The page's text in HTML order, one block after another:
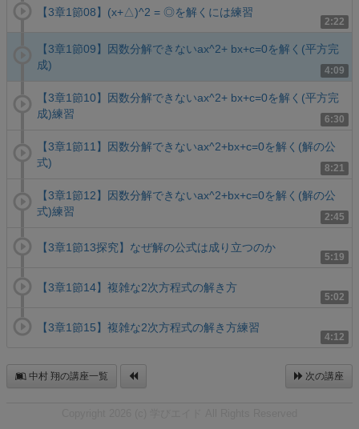
2:22
【3章1節08】(x+△)^2 = ◎を解くには練習
4:09
【3章1節09】因数分解できないax^2+ bx+c=0を解く(平方完
成)
6:30
【3章1節10】因数分解できないax^2+ bx+c=0を解く(平方完
成)練習
8:21
【3章1節11】因数分解できないax^2+bx+c=0を解く(解の公
式)
2:45
【3章1節12】因数分解できないax^2+bx+c=0を解く(解の公
式)練習
5:19
【3章1節13探究】なぜ解の公式は成り立つのか
5:02
【3章1節14】複雑な2次方程式の解き方
4:12
【3章1節15】複雑な2次方程式の解き方練習
中村 翔の講座一覧 次の講座